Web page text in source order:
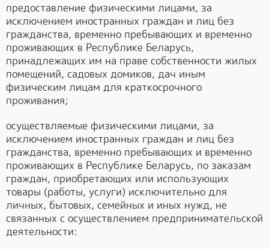
предоставление физическими лицами, за
исключением иностранных граждан и лиц без
гражданства, временно пребывающих и временно
проживающих в Республике Беларусь,
принадлежащих им на праве собственности жилых
помещений, садовых домиков, дач иным
физическим лицам для краткосрочного
проживания;
осуществляемые физическими лицами, за
исключением иностранных граждан и лиц без
гражданства, временно пребывающих и временно
проживающих в Республике Беларусь, по заказам
граждан, приобретающих или использующих
товары (работы, услуги) исключительно для
личных, бытовых, семейных и иных нужд, не
связанных с осуществлением предпринимательской
деятельности: